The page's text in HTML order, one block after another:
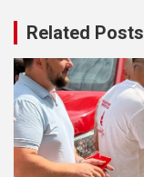
Related Posts